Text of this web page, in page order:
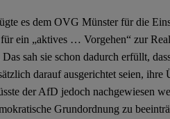
es dem OVG Münster für die
ein „aktives … Vorgehen“ zur
Das sah sie schon dadurch erfüllt,
darauf ausgerichtet seien, ihre
der AfD jedoch nachgewiesen
Grundordnung zu